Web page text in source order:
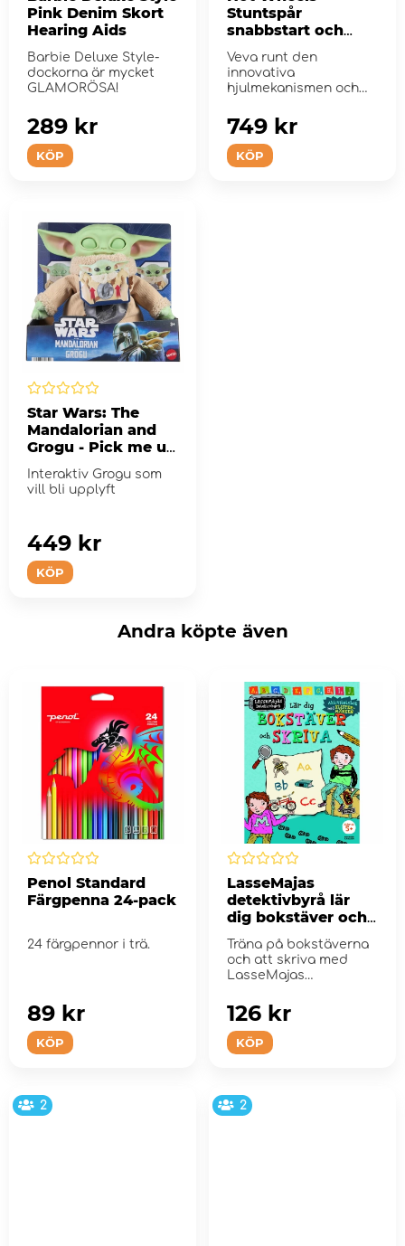
Pink Denim Skort
Hearing Aids
Barbie Deluxe Style-
dockorna är mycket
GLAMORÖSA!
KÖP
289 kr
Stuntspår
snabbstart och
Veva runt den
innovativa
hjulmekanismen och
bilarna.
KÖP
749 kr
Star Wars: The
Mandalorian and
Grogu - Pick me up
Grogu
Interaktiv Grogu som
vill bli upplyft
KÖP
449 kr
Andra köpte även
Penol Standard
Färgpenna 24-pack
24 färgpennor i trä.
KÖP
89 kr
LasseMajas
detektivbyrå lär
dig bokstäver och
skriva
Träna på bokstäverna
och att skriva med
LasseMajas
KÖP
126 kr
2 2